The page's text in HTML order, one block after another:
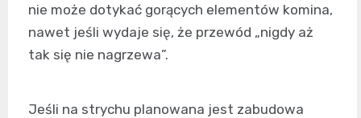
nie może dotykać gorących elementów komina,
nawet jeśli wydaje się, że przewód „nigdy aż
tak się nie nagrzewa”.
Jeśli na strychu planowana jest zabudowa